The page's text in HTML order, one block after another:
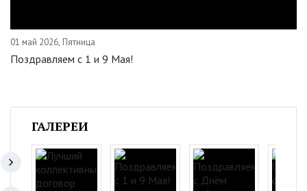
01 май 2026, Пятница
Поздравляем c 1 и 9 Мая!
ГАЛЕРЕИ